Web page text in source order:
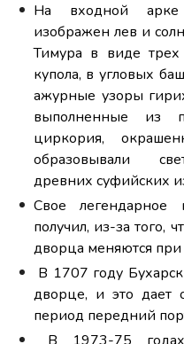
На входной
изображен лев и
Тимура в виде
купола, в угловых
ажурные узоры
выполненные из
циркория,
образовывали
древних суфийских
Свое легендарное
получил, из-за того,
дворца меняются при
В 1707 году
дворце, и это дает
период передний